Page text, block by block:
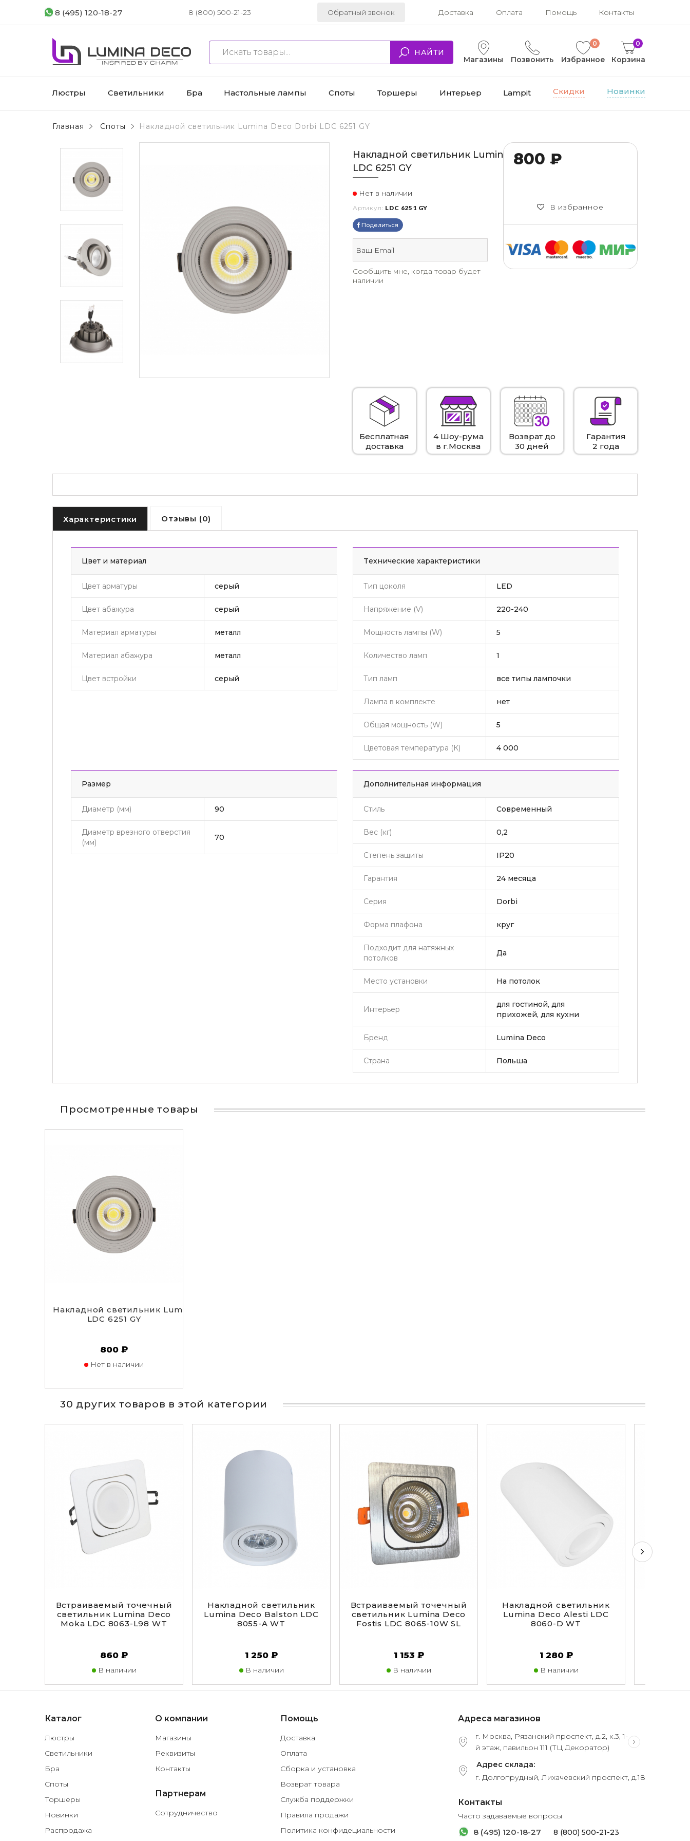
8 (495) 120-18-27 8 (800) 500-21-23 Обратный звонок Доставка Оплата Помощь Контакты
НАЙТИ
Магазины Позвонить
0
Избранное Корзина
0
Люстры Светильники Бра Настольные лампы Споты Торшеры Интерьер Lampit Скидки Новинки
Главная Споты Накладной светильник Lumina Deco Dorbi LDC 6251 GY
Накладной светильник Lumina Deco Dorbi
LDC 6251 GY
Нет в наличии
Артикул: LDC 6251 GY
Поделиться
Сообщить мне, когда товар будет
наличии
800 ₽
В избранное
Бесплатная
доставка
4 Шоу-рума
в г.Москва
Возврат до
30 дней
Гарантия
2 года
Характеристики Отзывы (0)
Цвет и материал
Цвет арматуры серый
Цвет абажура серый
Материал арматуры металл
Материал абажура металл
Цвет встройки серый
Tехнические характеристики
Тип цоколя LED
Напряжение (V) 220-240
Мощность лампы (W) 5
Количество ламп 1
Тип ламп все типы лампочки
Лампа в комплекте нет
Общая мощность (W) 5
Цветовая температура (К) 4 000
Pазмер
Диаметр (мм) 90
Диаметр врезного отверстия
(мм)
70
Дополнительная информация
Стиль Современный
Вес (кг) 0,2
Степень защиты IP20
Гарантия 24 месяца
Серия Dorbi
Форма плафона круг
Подходит для натяжных
потолков
Да
Место установки На потолок
Интерьер
для гостиной, для
прихожей, для кухни
Бренд Lumina Deco
Страна Польша
Просмотренные товары
Накладной светильник Lumina Deco Dorbi
LDC 6251 GY
800 ₽
Нет в наличии
30 других товаров в этой категории
Встраиваемый точечный
светильник Lumina Deco
Moka LDC 8063-L98 WT
860 ₽
В наличии
Накладной светильник
Lumina Deco Balston LDC
8055-A WT
1 250 ₽
В наличии
Встраиваемый точечный
светильник Lumina Deco
Fostis LDC 8065-10W SL
1 153 ₽
В наличии
Накладной светильник
Lumina Deco Alesti LDC
8060-D WT
1 280 ₽
В наличии
Каталог
Люстры
Светильники
Бра
Споты
Торшеры
Новинки
Распродажа
О компании
Магазины
Реквизиты
Контакты
Партнерам
Сотрудничество
Помощь
Доставка
Оплата
Сборка и установка
Возврат товара
Служба поддержки
Правила продажи
Политика конфидециальности
Адреса магазинов
г. Москва, Рязанский проспект, д.2, к.3, 1-
й этаж, павильон 111 (ТЦ Декоратор)
Адрес склада:
г. Долгопрудный, Лихачевский проспект, д.18
Контакты
Часто задаваемые вопросы
8 (495) 120-18-27 8 (800) 500-21-23